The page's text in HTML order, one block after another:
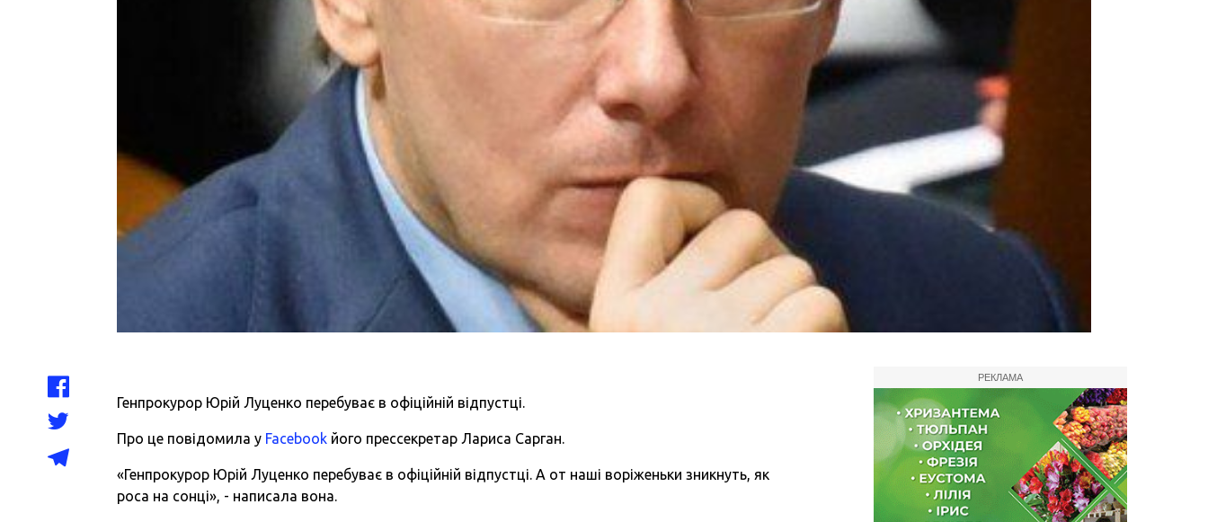
Генпрокурор Юрій Луценко перебуває в офіційній відпустці.
Про це повідомила у Facebook його прессекретар Лариса Сарган.
«Генпрокурор Юрій Луценко перебуває в офіційній відпустці. А от наші воріженьки зникнуть, як
роса на сонці», - написала вона.
РЕКЛАМА